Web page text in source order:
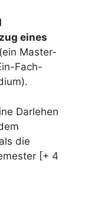
eines
(ein Master-
Fach-
Darlehen
die
[+ 4